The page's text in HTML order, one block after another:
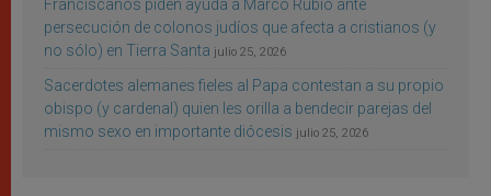
Franciscanos piden ayuda a Marco Rubio ante
persecución de colonos judíos que afecta a cristianos (y
no sólo) en Tierra Santa julio 25, 2026
Sacerdotes alemanes fieles al Papa contestan a su propio
obispo (y cardenal) quien les orilla a bendecir parejas del
mismo sexo en importante diócesis julio 25, 2026